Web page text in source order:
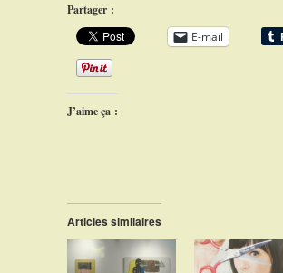
Partager :
E-mail
J’aime ça :
Articles similaires